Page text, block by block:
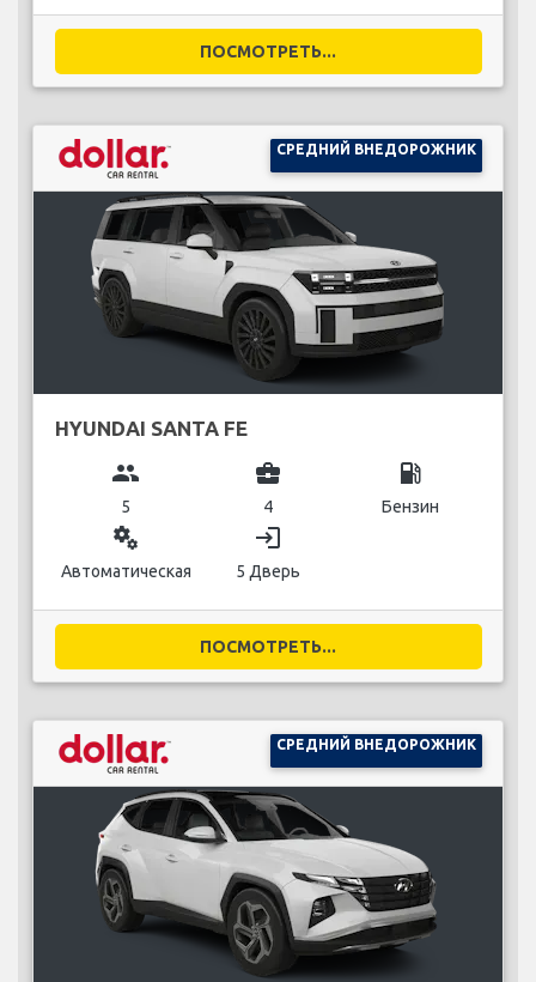
ПОСМОТРЕТЬ...
СРЕДНИЙ ВНЕДОРОЖНИК
HYUNDAI SANTA FE
group
5
business_center
4
local_gas_station
Бензин
miscellaneous_services
Автоматическая
login
5 Дверь
ПОСМОТРЕТЬ...
СРЕДНИЙ ВНЕДОРОЖНИК